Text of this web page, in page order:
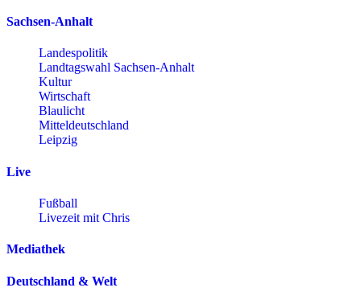
Sachsen-Anhalt
Landespolitik
Landtagswahl Sachsen-Anhalt
Kultur
Wirtschaft
Blaulicht
Mitteldeutschland
Leipzig
Live
Fußball
Livezeit mit Chris
Mediathek
Deutschland & Welt